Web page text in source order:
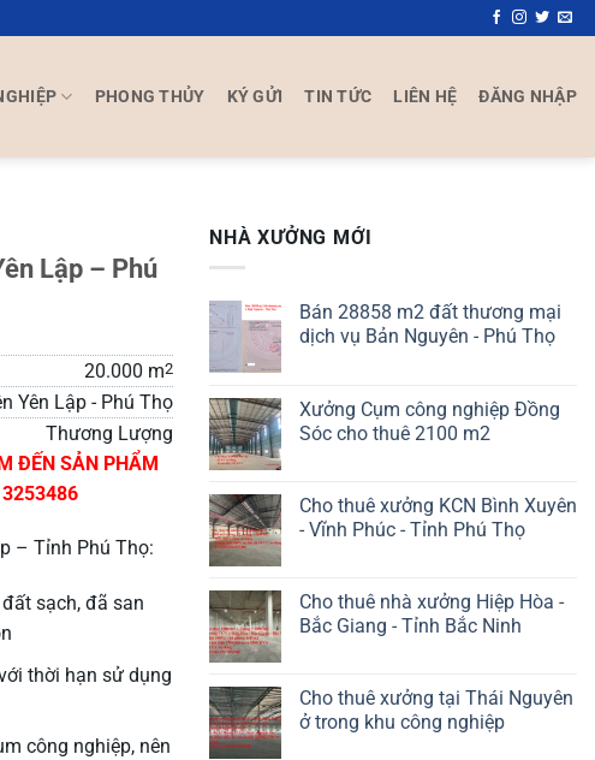
PHONG THỦY KÝ GỬI TIN TỨC LIÊN HỆ ĐĂNG NHẬP
Lập – Phú
20.000 m2
Yên Lập - Phú Thọ
Thương Lượng
ĐẾN SẢN PHẨM
– Tỉnh Phú Thọ:
sạch, đã san
thời hạn sử dụng
công nghiệp, nên
NHÀ XƯỞNG MỚI
Bán 28858 m2 đất thương mại
dịch vụ Bản Nguyên - Phú Thọ
Xưởng Cụm công nghiệp Đồng
Sóc cho thuê 2100 m2
Cho thuê xưởng KCN Bình Xuyên
- Vĩnh Phúc - Tỉnh Phú Thọ
Cho thuê nhà xưởng Hiệp Hòa -
Bắc Giang - Tỉnh Bắc Ninh
Cho thuê xưởng tại Thái Nguyên
ở trong khu công nghiệp